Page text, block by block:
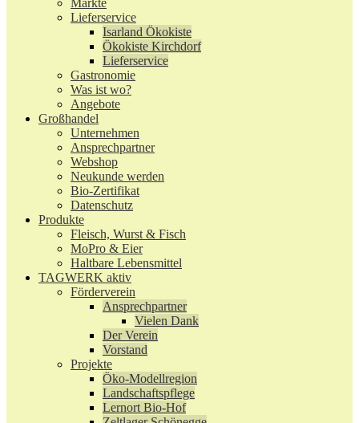
Märkte
Lieferservice
Isarland Ökokiste
Ökokiste Kirchdorf
Lieferservice
Gastronomie
Was ist wo?
Angebote
Großhandel
Unternehmen
Ansprechpartner
Webshop
Neukunde werden
Bio-Zertifikat
Datenschutz
Produkte
Fleisch, Wurst & Fisch
MoPro & Eier
Haltbare Lebensmittel
TAGWERK aktiv
Förderverein
Ansprechpartner
Vielen Dank
Der Verein
Vorstand
Projekte
Öko-Modellregion
Landschaftspflege
Lernort Bio-Hof